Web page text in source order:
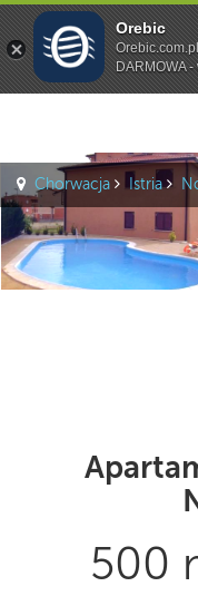
Szukaj
Chorwacja Istria
500
Orebic
Orebic.com.pl
DARMOWA